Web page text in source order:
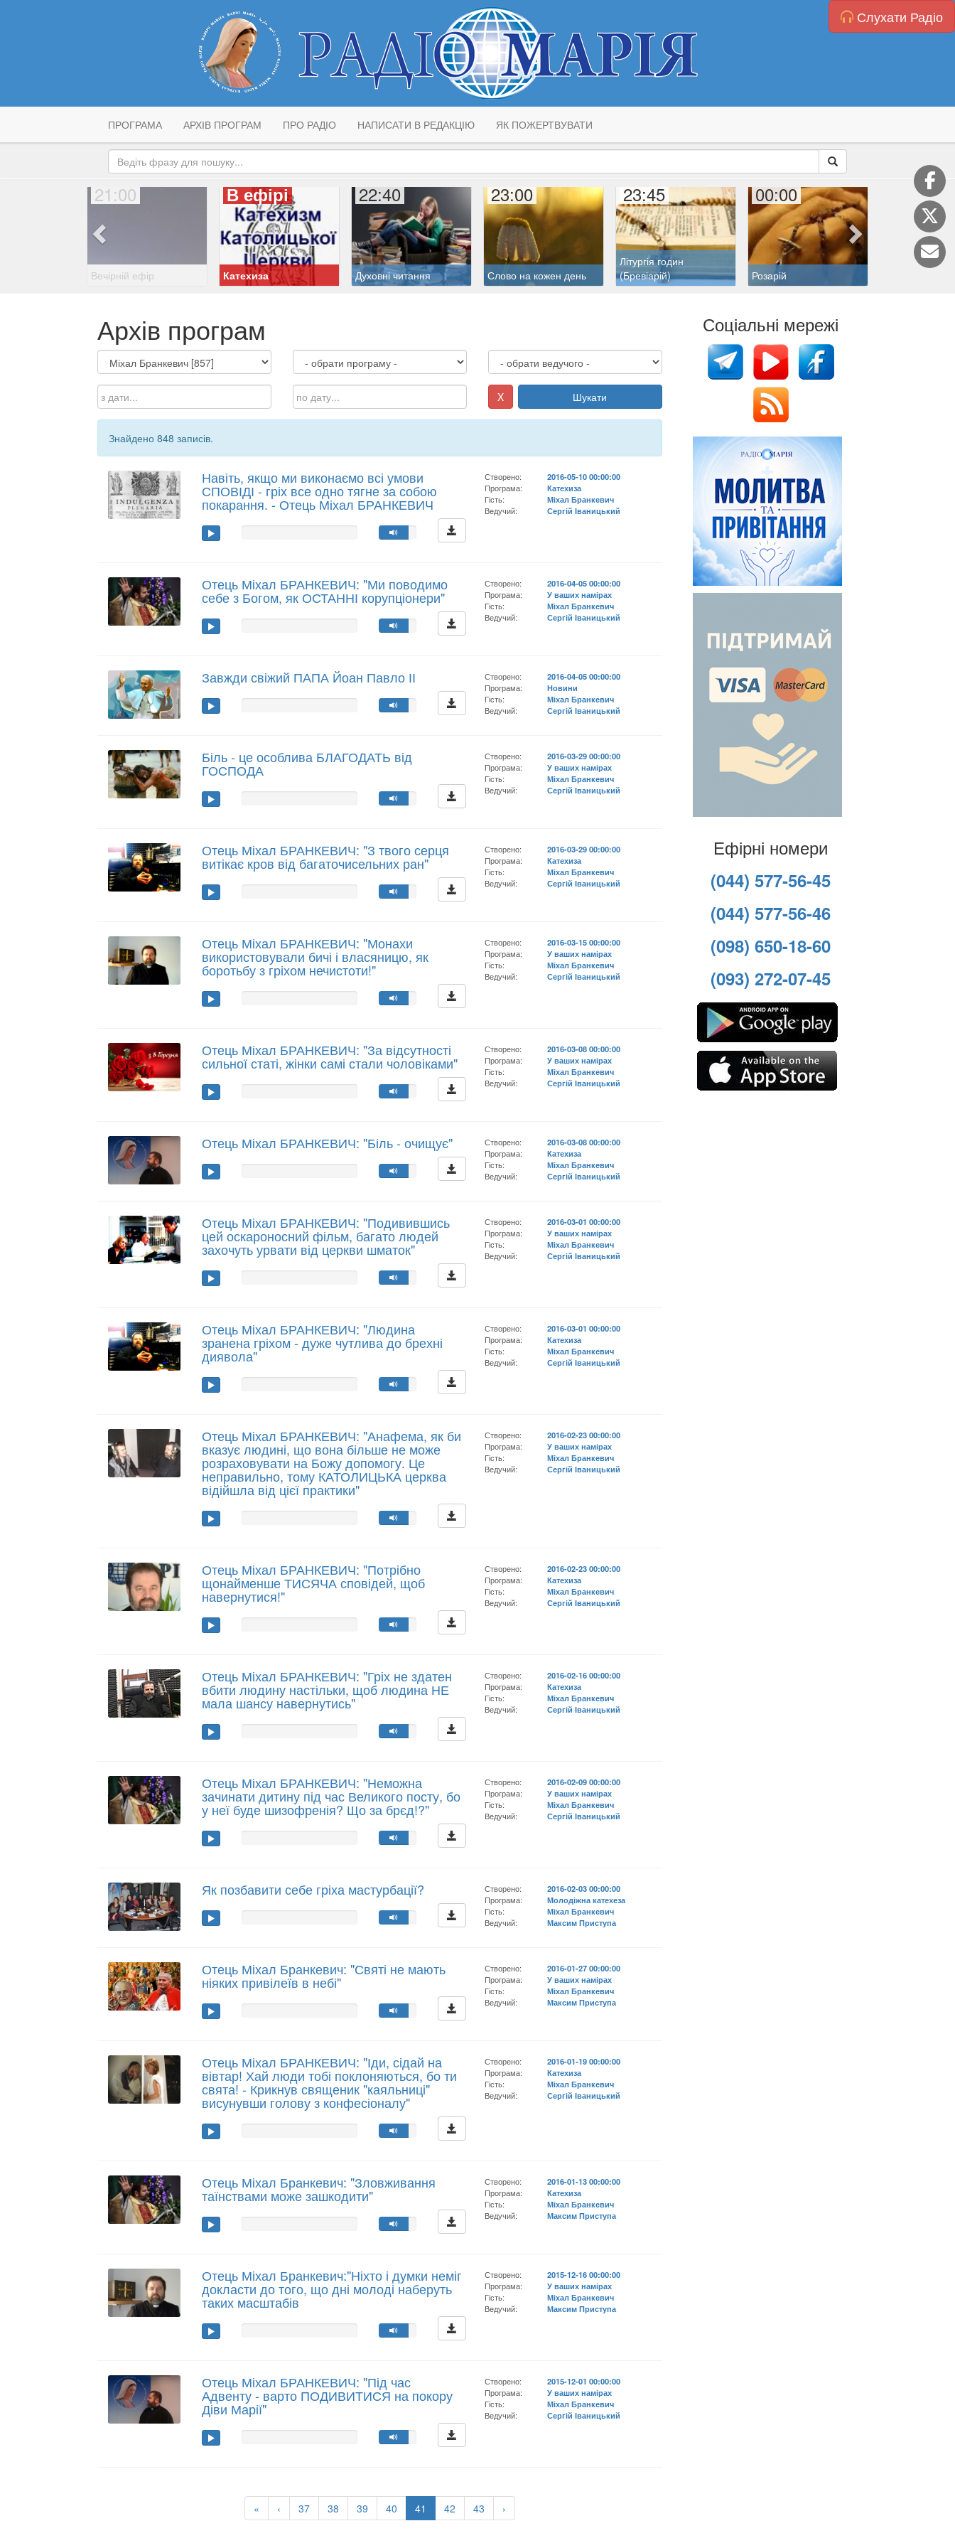
Слухати Радіо
ПРОГРАМА АРХІВ ПРОГРАМ ПРО РАДІО НАПИСАТИ В РЕДАКЦІЮ ЯК ПОЖЕРТВУВАТИ
21:00
Вечірній ефір
В ефірі
Катехиза
22:40
Духовні читання
23:00
Слово на кожен день
23:45
Літургія годин
(Бревіарій)
00:00
Розарій
00:30
Архів програм
X Шукати
Знайдено 848 записів.
Навіть, якщо ми виконаємо всі умови
СПОВІДІ - гріх все одно тягне за собою
покарання. - Отець Міхал БРАНКЕВИЧ
Створено:
2016-05-10 00:00:00
Програма:
Катехиза
Гість:
Міхал Бранкевич
Ведучий:
Сергій Іваницький
Отець Міхал БРАНКЕВИЧ: "Ми поводимо
себе з Богом, як ОСТАННІ корупціонери"
Створено:
2016-04-05 00:00:00
Програма:
У ваших намірах
Гість:
Міхал Бранкевич
Ведучий:
Сергій Іваницький
Завжди свіжий ПАПА Йоан Павло ІІ Створено:
2016-04-05 00:00:00
Програма:
Новини
Гість:
Міхал Бранкевич
Ведучий:
Сергій Іваницький
Біль - це особлива БЛАГОДАТЬ від
ГОСПОДА
Створено:
2016-03-29 00:00:00
Програма:
У ваших намірах
Гість:
Міхал Бранкевич
Ведучий:
Сергій Іваницький
Отець Міхал БРАНКЕВИЧ: "З твого серця
витікає кров від багаточисельних ран"
Створено:
2016-03-29 00:00:00
Програма:
Катехиза
Гість:
Міхал Бранкевич
Ведучий:
Сергій Іваницький
Отець Міхал БРАНКЕВИЧ: "Монахи
використовували бичі і власяницю, як
боротьбу з гріхом нечистоти!"
Створено:
2016-03-15 00:00:00
Програма:
У ваших намірах
Гість:
Міхал Бранкевич
Ведучий:
Сергій Іваницький
Отець Міхал БРАНКЕВИЧ: "За відсутності
сильної статі, жінки самі стали чоловіками"
Створено:
2016-03-08 00:00:00
Програма:
У ваших намірах
Гість:
Міхал Бранкевич
Ведучий:
Сергій Іваницький
Отець Міхал БРАНКЕВИЧ: "Біль - очищує" Створено:
2016-03-08 00:00:00
Програма:
Катехиза
Гість:
Міхал Бранкевич
Ведучий:
Сергій Іваницький
Отець Міхал БРАНКЕВИЧ: "Подивившись
цей оскароносний фільм, багато людей
захочуть урвати від церкви шматок"
Створено:
2016-03-01 00:00:00
Програма:
У ваших намірах
Гість:
Міхал Бранкевич
Ведучий:
Сергій Іваницький
Отець Міхал БРАНКЕВИЧ: "Людина
зранена гріхом - дуже чутлива до брехні
диявола"
Створено:
2016-03-01 00:00:00
Програма:
Катехиза
Гість:
Міхал Бранкевич
Ведучий:
Сергій Іваницький
Отець Міхал БРАНКЕВИЧ: "Анафема, як би
вказує людині, що вона більше не може
розраховувати на Божу допомогу. Це
неправильно, тому КАТОЛИЦЬКА церква
відійшла від цієї практики"
Створено:
2016-02-23 00:00:00
Програма:
У ваших намірах
Гість:
Міхал Бранкевич
Ведучий:
Сергій Іваницький
Отець Міхал БРАНКЕВИЧ: "Потрібно
щонайменше ТИСЯЧА сповідей, щоб
навернутися!"
Створено:
2016-02-23 00:00:00
Програма:
Катехиза
Гість:
Міхал Бранкевич
Ведучий:
Сергій Іваницький
Отець Міхал БРАНКЕВИЧ: "Гріх не здатен
вбити людину настільки, щоб людина НЕ
мала шансу навернутись"
Створено:
2016-02-16 00:00:00
Програма:
Катехиза
Гість:
Міхал Бранкевич
Ведучий:
Сергій Іваницький
Отець Міхал БРАНКЕВИЧ: "Неможна
зачинати дитину під час Великого посту, бо
у неї буде шизофренія? Що за брєд!?"
Створено:
2016-02-09 00:00:00
Програма:
У ваших намірах
Гість:
Міхал Бранкевич
Ведучий:
Сергій Іваницький
Як позбавити себе гріха мастурбації? Створено:
2016-02-03 00:00:00
Програма:
Молодіжна катехеза
Гість:
Міхал Бранкевич
Ведучий:
Максим Приступа
Отець Міхал Бранкевич: "Святі не мають
ніяких привілеїв в небі"
Створено:
2016-01-27 00:00:00
Програма:
У ваших намірах
Гість:
Міхал Бранкевич
Ведучий:
Максим Приступа
Отець Міхал БРАНКЕВИЧ: "Іди, сідай на
вівтар! Хай люди тобі поклоняються, бо ти
свята! - Крикнув священик "каяльниці"
висунувши голову з конфесіоналу"
Створено:
2016-01-19 00:00:00
Програма:
Катехиза
Гість:
Міхал Бранкевич
Ведучий:
Сергій Іваницький
Отець Міхал Бранкевич: "Зловживання
таїнствами може зашкодити"
Створено:
2016-01-13 00:00:00
Програма:
Катехиза
Гість:
Міхал Бранкевич
Ведучий:
Максим Приступа
Отець Міхал Бранкевич:"Ніхто і думки неміг
докласти до того, що дні молоді наберуть
таких масштабів
Створено:
2015-12-16 00:00:00
Програма:
У ваших намірах
Гість:
Міхал Бранкевич
Ведучий:
Максим Приступа
Отець Міхал БРАНКЕВИЧ: "Під час
Адвенту - варто ПОДИВИТИСЯ на покору
Діви Марії"
Створено:
2015-12-01 00:00:00
Програма:
У ваших намірах
Гість:
Міхал Бранкевич
Ведучий:
Сергій Іваницький
« ‹ 37 38 39 40 41 42 43 ›
Соціальні мережі
Ефірні номери
(044) 577-56-45
(044) 577-56-46
(098) 650-18-60
(093) 272-07-45